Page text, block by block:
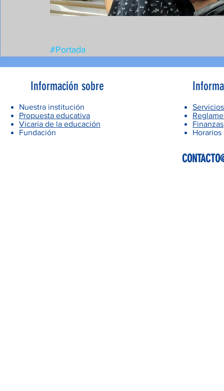
#Portada
Información sobre
Nuestra institución
Propuesta educativa
Vicaría de la educación
Fundación
Servicios
Finanzas
Horarios